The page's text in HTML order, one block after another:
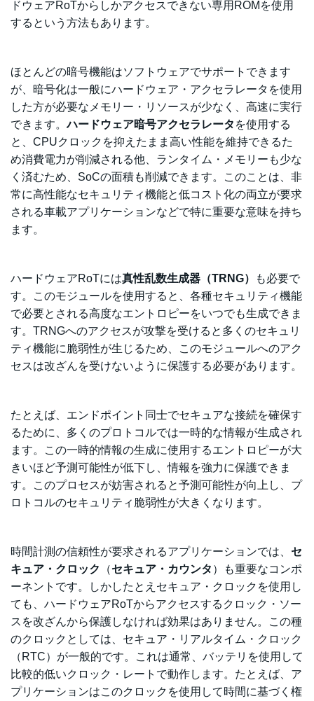
ドウェアRoTからしかアクセスできない専用ROMを使用
するという方法もあります。
ほとんどの暗号機能はソフトウェアでサポートできます
が、暗号化は一般にハードウェア・アクセラレータを使用
した方が必要なメモリー・リソースが少なく、高速に実行
できます。ハードウェア暗号アクセラレータ を使用する
と、CPUクロックを抑えたまま高い性能を維持できるた
め消費電力が削減される他、ランタイム・メモリーも少な
く済むため、SoCの面積も削減できます。このことは、非
常に高性能なセキュリティ機能と低コスト化の両立が要求
される車載アプリケーションなどで特に重要な意味を持ち
ます。
ハードウェアRoTには真性乱数生成器（TRNG）
も必要で
す。このモジュールを使用すると、各種セキュリティ機能
で必要とされる高度なエントロピーをいつでも生成できま
す。TRNGへのアクセスが攻撃を受けると多くのセキュリ
ティ機能に脆弱性が生じるため、このモジュールへのアク
セスは改ざんを受けないように保護する必要があります。
たとえば、エンドポイント同士でセキュアな接続を確保す
るために、多くのプロトコルでは一時的な情報が生成され
ます。この一時的情報の生成に使用するエントロピーが大
きいほど予測可能性が低下し、情報を強力に保護できま
す。このプロセスが妨害されると予測可能性が向上し、プ
ロトコルのセキュリティ 脆弱性が大きくなります。
時間計測の信頼性が要求されるアプリケーションでは、 セ
キュア・クロック
（セキュア・カウンタ ）も重要なコンポ
ーネントです。しかしたとえセキュア・クロックを使用し
ても、ハードウェアRoTからアクセスするクロック・ソー
スを改ざんから保護しなければ効果はありません。この種
のクロックとしては、セキュア・リアルタイム・クロック
（RTC）が一般的です。これは通常、バッテリを使用して
比較的低いクロック・レートで動作します。たとえば、ア
プリケーションはこのクロックを使用して時間に基づく権